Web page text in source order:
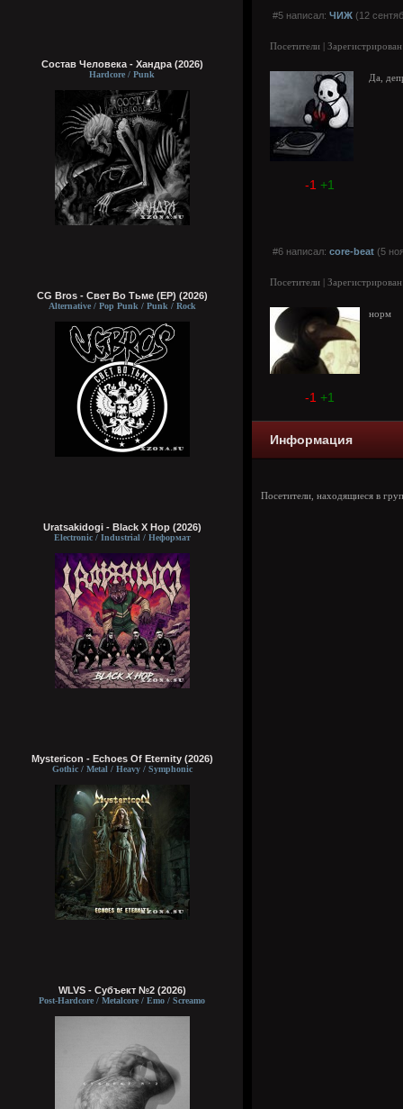
Состав Человека - Хандра (2026)
Hardcore / Punk
CG Bros - Свет Во Тьме (EP) (2026)
Alternative / Pop Punk / Punk / Rock
Uratsakidogi - Black X Hop (2026)
Electronic / Industrial / Неформат
Mystericon - Echoes Of Eternity (2026)
Gothic / Metal / Heavy / Symphonic
WLVS - Субъект №2 (2026)
Post-Hardcore / Metalcore / Emo / Screamo
#5 написал: ЧИЖ (12
Посетители |
Да,
-1 +1
#6 написал: core-beat (5
Посетители |
норм
-1 +1
Информация
Посетители, находящиеся в